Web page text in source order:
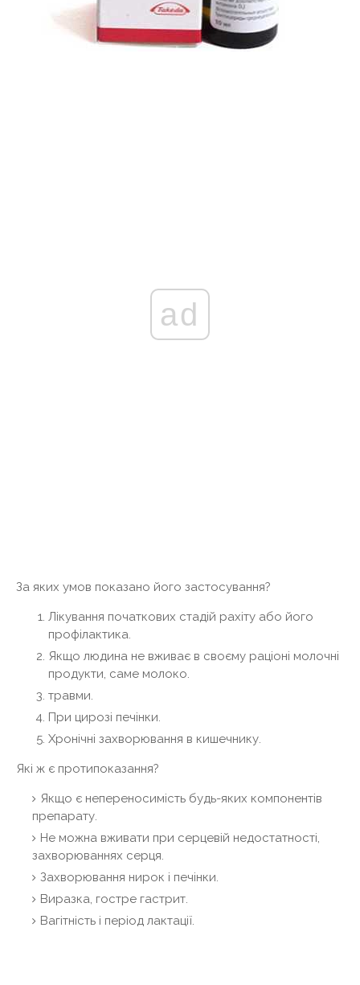
ad
За яких умов показано його застосування?
Лікування початкових стадій рахіту або його
профілактика.
Якщо людина не вживає в своєму раціоні молочні
продукти, саме молоко.
травми.
При цирозі печінки.
Хронічні захворювання в кишечнику.
Які ж є протипоказання?
Якщо є непереносимість будь-яких компонентів
препарату.
Не можна вживати при серцевій недостатності,
захворюваннях серця.
Захворювання нирок і печінки.
Виразка, гостре гастрит.
Вагітність і період лактації.